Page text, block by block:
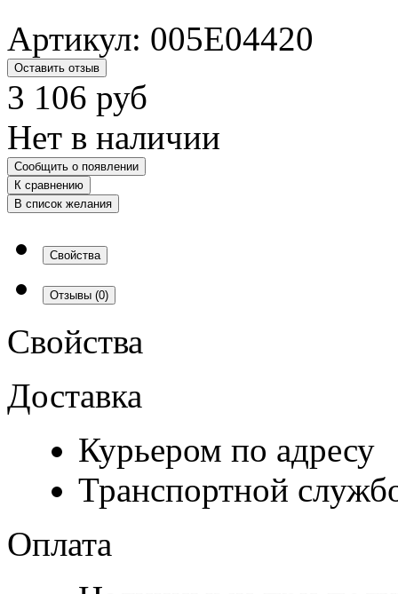
Артикул: 005E04420
Оставить отзыв
3 106 руб
Нет в наличии
Сообщить о появлении
К сравнению
В список желания
Свойства
Отзывы (0)
Свойства
Доставка
Курьером по адресу
Транспортной
Оплата